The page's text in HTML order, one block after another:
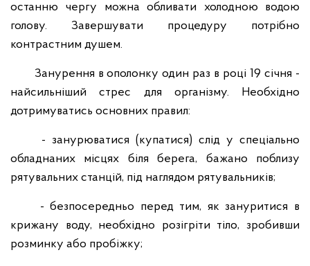
останню чергу можна обливати холодною водою
голову. Завершувати процедуру потрібно
контрастним душем.
Занурення в ополонку один раз в році 19 січня -
найсильніший стрес для організму. Необхідно
дотримуватись основних правил:
- занурюватися (купатися) слід у спеціально
обладнаних місцях біля берега, бажано поблизу
рятувальних станцій, під наглядом рятувальників;
- безпосередньо перед тим, як зануритися в
крижану воду, необхідно розігріти тіло, зробивши
розминку або пробіжку;